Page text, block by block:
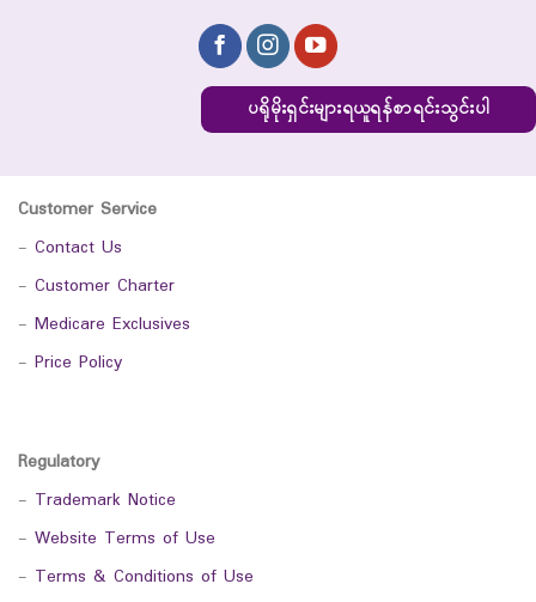
ပရိုမိုးရှင်းများရယူရန်စာရင်းသွင်းပါ
Customer Service
- Contact Us
- Customer Charter
- Medicare Exclusives
- Price Policy
Regulatory
- Trademark Notice
- Website Terms of Use
- Terms & Conditions of Use